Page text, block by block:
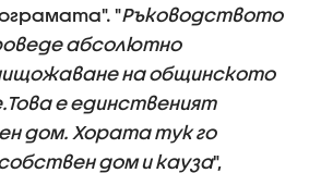
"Ръководството
абсолютно
на общинското
е единственият
дом. Хората тук го
дом и кауза",